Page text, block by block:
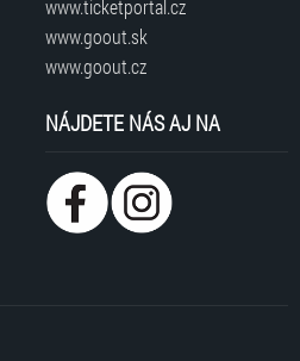
www.ticketportal.cz
www.goout.sk
www.goout.cz
NÁJDETE NÁS AJ NA